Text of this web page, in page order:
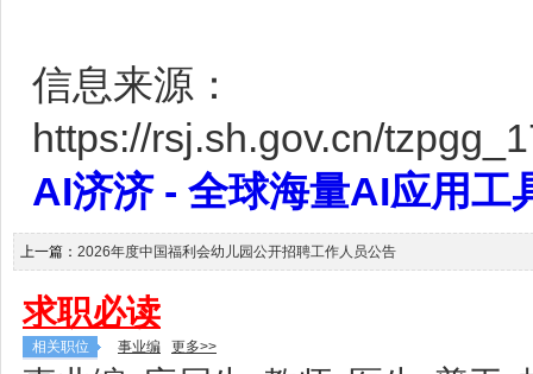
信息来源：
https://rsj.sh.gov.cn/
AI济济 - 全球海量AI应用
上一篇： 2026年度中国福利会幼儿园公开招聘工作人员公告
求职必读
相关职位 事业编 更多>>